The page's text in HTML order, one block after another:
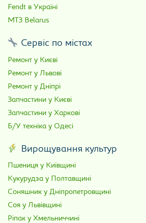
Fendt в Україні
МТЗ Belarus
Сервіс по містах
Ремонт у Києві
Ремонт у Львові
Ремонт у Дніпрі
Запчастини у Києві
Запчастини у Харкові
Б/У техніка у Одесі
Вирощування культур
Пшениця у Київщині
Кукурудза у Полтавщині
Соняшник у Дніпропетровщині
Соя у Львівщині
Ріпак у Хмельниччині